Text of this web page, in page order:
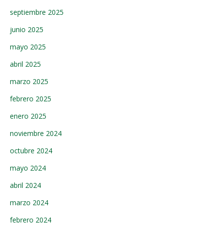
septiembre 2025
junio 2025
mayo 2025
abril 2025
marzo 2025
febrero 2025
enero 2025
noviembre 2024
octubre 2024
mayo 2024
abril 2024
marzo 2024
febrero 2024